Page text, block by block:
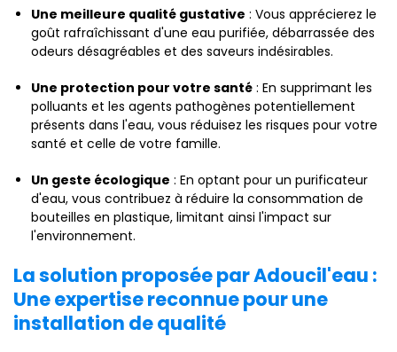
Une meilleure qualité gustative : Vous apprécierez le
goût rafraîchissant d'une eau purifiée, débarrassée des
odeurs désagréables et des saveurs indésirables.
Une protection pour votre santé : En supprimant les
polluants et les agents pathogènes potentiellement
présents dans l'eau, vous réduisez les risques pour votre
santé et celle de votre famille.
Un geste écologique : En optant pour un purificateur
d'eau, vous contribuez à réduire la consommation de
bouteilles en plastique, limitant ainsi l'impact sur
l'environnement.
La solution proposée par Adoucil'eau :
Une expertise reconnue pour une
installation de qualité